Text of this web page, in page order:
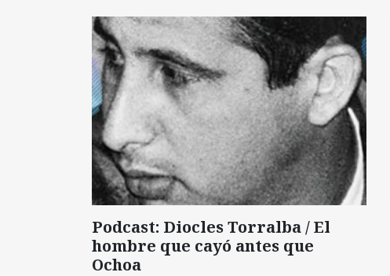
Podcast: Diocles Torralba / El
hombre que cayó antes que
Ochoa